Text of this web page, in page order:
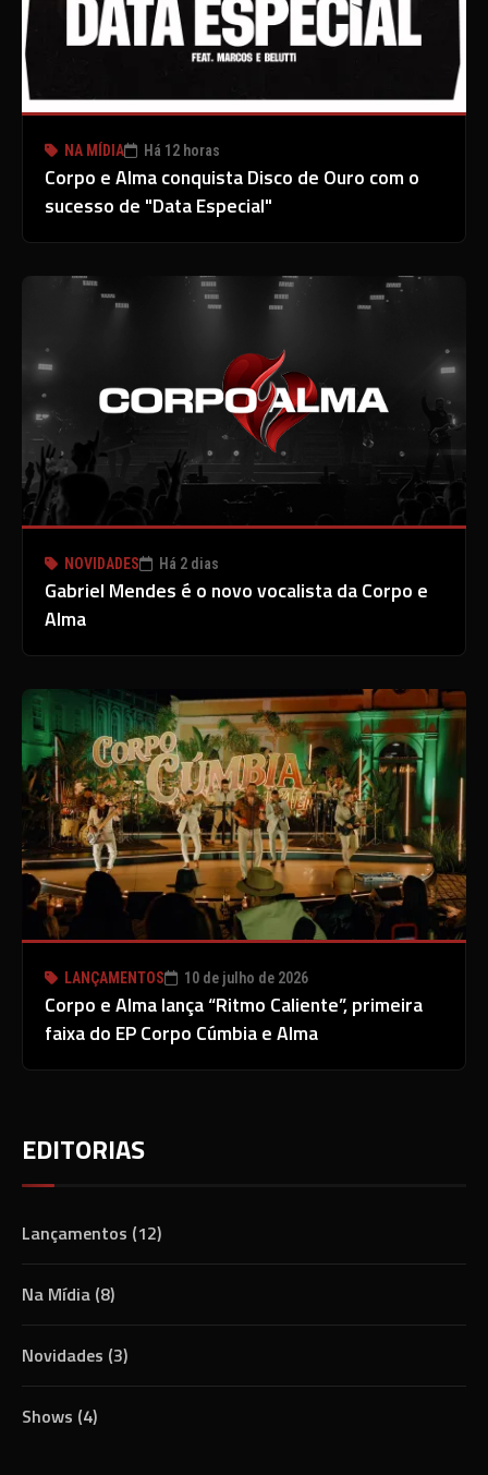
NA MÍDIA Há 12 horas
Corpo e Alma conquista Disco de Ouro com o
sucesso de "Data Especial"
NOVIDADES Há 2 dias
Gabriel Mendes é o novo vocalista da Corpo e
Alma
LANÇAMENTOS 10 de julho de 2026
Corpo e Alma lança “Ritmo Caliente”, primeira
faixa do EP Corpo Cúmbia e Alma
EDITORIAS
Lançamentos (12)
Na Mídia (8)
Novidades (3)
Shows (4)